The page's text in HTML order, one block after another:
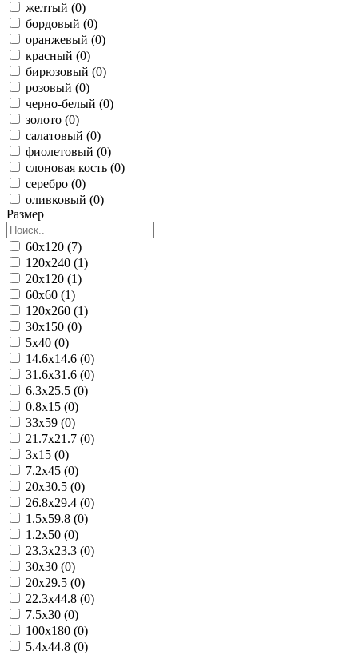
желтый (0)
бордовый (0)
оранжевый (0)
красный (0)
бирюзовый (0)
розовый (0)
черно-белый (0)
золото (0)
салатовый (0)
фиолетовый (0)
слоновая кость (0)
серебро (0)
оливковый (0)
Размер
60x120 (7)
120x240 (1)
20x120 (1)
60x60 (1)
120x260 (1)
30x150 (0)
5x40 (0)
14.6x14.6 (0)
31.6x31.6 (0)
6.3x25.5 (0)
0.8x15 (0)
33x59 (0)
21.7x21.7 (0)
3x15 (0)
7.2x45 (0)
20x30.5 (0)
26.8x29.4 (0)
1.5x59.8 (0)
1.2x50 (0)
23.3x23.3 (0)
30x30 (0)
20x29.5 (0)
22.3x44.8 (0)
7.5x30 (0)
100x180 (0)
5.4x44.8 (0)